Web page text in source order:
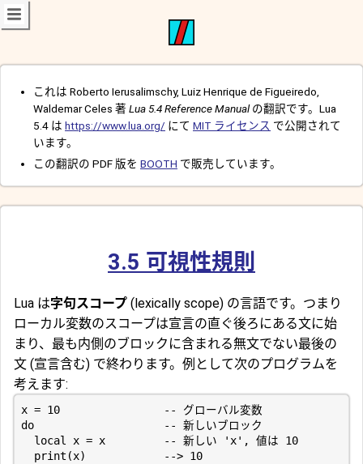
これは Roberto Ierusalimschy, Luiz Henrique de Figueiredo,
Waldemar Celes 著 Lua 5.4 Reference Manualの翻訳です。Lua
5.4 は https://www.lua.org/ にて MIT ライセンス で公開されて
います。
この翻訳の PDF 版を BOOTH で販売しています。
3.5 可視性規則
Lua は字句スコープ (lexically scope) の言語です。つまり
ローカル変数のスコープは宣言の直ぐ後ろにある文に始
まり、最も内側のブロックに含まれる無文でない最後の
文 (宣言含む) で終わります。例として次のプログラムを
考えます:
x = 10                -- グローバル変数
do                    -- 新しいブロック
  local x = x         -- 新しい 'x', 値は 10
  print(x)            --> 10